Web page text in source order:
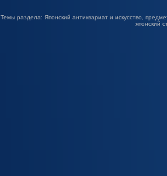
Темы раздела: Японский антиквариат и искусство,
японский